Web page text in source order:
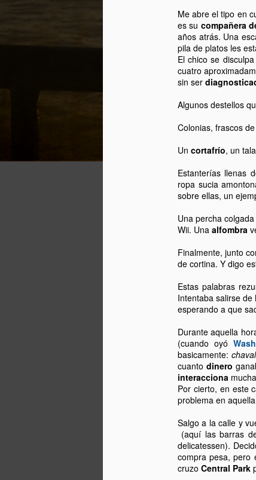
Me abre el tipo en
es su compañera
años atrás. Una
pila de platos les
El chico se
cuatro
sin ser
Algunos destellos
Colonias, frascos de
Un cortafrío, un
Estanterías llenas
ropa sucia
sobre ellas, un
Una percha
Wii. Una alfombra
Finalmente, junto
de cortina. Y digo
Estas palabras
Intentaba salirse
esperando a que
Durante aquella
(cuando oyó
basicamente:
cuanto dinero
interacciona
Por cierto, en este
problema en
Salgo a la calle y
(aquí las barras
delicatessen).
compra pesa, pero
cruzo Central Park
Los benefiicos obtenidos por la
venta de las fotos irán destinados
integramente a la "Asociación de
padres de niños con cáncer".
Mas noticias pronto.